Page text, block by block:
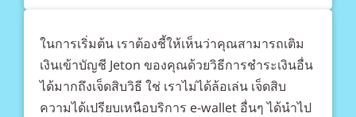
ในการเริ่มต้น เราต้องชี้ให้เห็นว่าคุณสามารถเติม
เงินเข้าบัญชี Jeton ของคุณด้วยวิธีการชำระเงินอื่น
ได้มากถึงเจ็ดสิบวิธี ใช่ เราไม่ได้ล้อเล่น เจ็ดสิบ
ความได้เปรียบเหนือบริการ e-wallet อื่นๆ ได้นำไป